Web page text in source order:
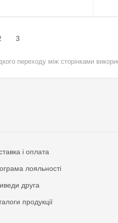
3
переходу між сторінками
і оплата
лояльності
друга
продукції